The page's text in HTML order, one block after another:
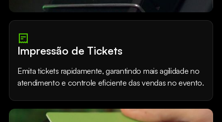
Impressão de Tickets
Emita tickets rapidamente, garantindo mais agilidade no
atendimento e controle eficiente das vendas no evento.